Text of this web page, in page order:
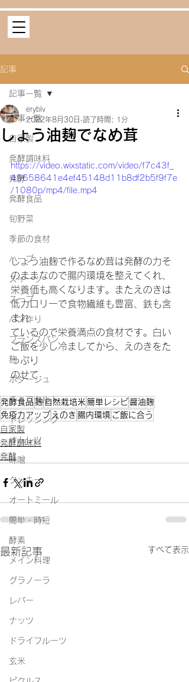
記事
記事一覧
自家製
発酵調味料
発酵
発酵食品
旬野菜
季節の食材
ハーブ
スイーツ
スープ
パン作り
フランスパン
麹
ポタージュ
チョコタルト
ドレッシング
オムレツ
味噌
クッキー
オートミール
簡単・時短
酵素
メイン料理
グラノーラ
レバー
ナッツ
ドライフルーツ
玄米
記事一覧
しょう油麹でなめ茸
eryblv
2022年8月30日 読了時間: 1分
https://video.wixstatic.com/video/f7c43f_
49658641e4ef45148d11b8df2b5f9f7e
/1080p/mp4/file.mp4
しょう油麹で作るなめ茸は発酵の力そ
のままなので腸内環境を整えてくれ、
栄養価も高くなります。またえのきは
低カロリーで食物繊維も豊富、鉄も含
まれ
ているので栄養満点の食材です。白い
ご飯を少し冷ましてから、えのきをた
っぷり
のせて
発酵食品 麹自然栽培米 簡単レシピ 醤油麹
免疫力アップ えのき 腸内環境 ご飯に合う
自家製
発酵調味料
発酵
最新記事 すべて表示